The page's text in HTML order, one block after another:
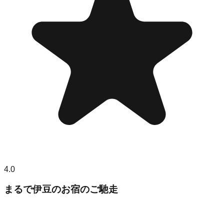
4.0
まるで伊豆のお宿のご馳走